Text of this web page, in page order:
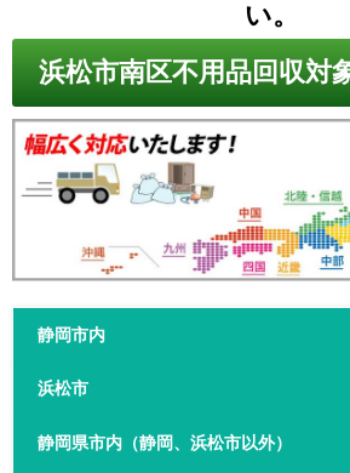
い。
浜松市南区不用品回収対
静岡市内
浜松市
静岡県市内（静岡、浜松市以外）